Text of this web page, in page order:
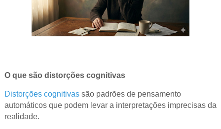
O que são distorções cognitivas
Distorções cognitivassão padrões de pensamento
automáticos que podem levar a interpretações imprecisas da
realidade.